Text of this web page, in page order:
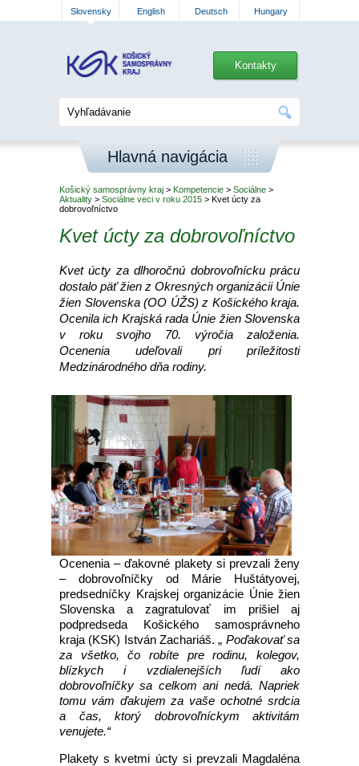
Slovensky English Deutsch Hungary
Kontakty
Hlavná navigácia
Košický samosprávny kraj > Kompetencie > Sociálne >
Aktuality > Sociálne veci v roku 2015 > Kvet úcty za
dobrovoľníctvo
Kvet úcty za dobrovoľníctvo
Kvet úcty za dlhoročnú dobrovoľnícku prácu
dostalo päť žien z Okresných organizácii Únie
žien Slovenska (OO ÚŽS) z Košického kraja.
Ocenila ich Krajská rada Únie žien Slovenska
v roku svojho 70. výročia založenia.
Ocenenia udeľovali pri príležitosti
Medzinárodného dňa rodiny.
Ocenenia – ďakovné plakety si prevzali ženy
– dobrovoľníčky od Márie Huštátyovej,
predsedníčky Krajskej organizácie Únie žien
Slovenska a zagratulovať im prišiel aj
podpredseda Košického samosprávneho
kraja (KSK) István Zachariáš. „ Poďakovať sa
za všetko, čo robíte pre rodinu, kolegov,
blízkych i vzdialenejších ľudí ako
dobrovoľníčky sa celkom ani nedá. Napriek
tomu vám ďakujem za vaše ochotné srdcia
a čas, ktorý dobrovoľníckym aktivitám
venujete.“
Plakety s kvetmi úcty si prevzali Magdaléna